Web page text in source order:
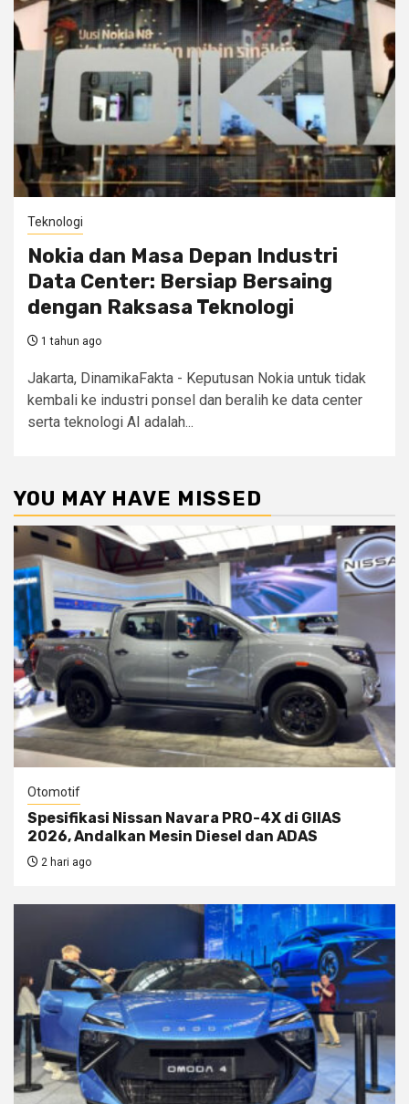
Teknologi
Nokia dan Masa Depan Industri
Data Center: Bersiap Bersaing
dengan Raksasa Teknologi
1 tahun ago
Jakarta, DinamikaFakta - Keputusan Nokia untuk tidak
kembali ke industri ponsel dan beralih ke data center
serta teknologi AI adalah...
YOU MAY HAVE MISSED
Otomotif
Spesifikasi Nissan Navara PRO-4X di GIIAS
2026, Andalkan Mesin Diesel dan ADAS
2 hari ago